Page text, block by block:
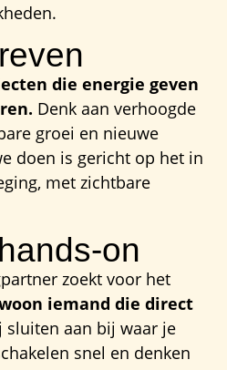
die energie geven
Denk aan verhoogde
groei en nieuwe
doen is gericht op het in
met zichtbare
on
zoekt voor het
iemand die direct
sluiten aan bij waar je
snel en denken